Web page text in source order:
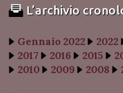
L’archivio
Gennaio 2022 2022
2017
2016 2015
2010
2009 2008